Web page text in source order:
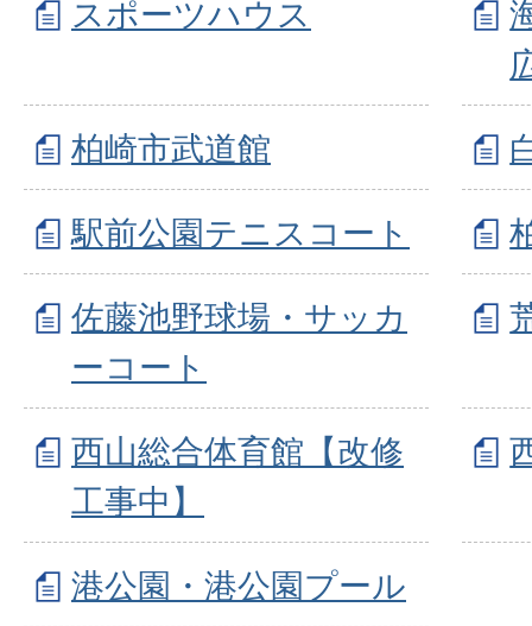
スポーツハウス
柏崎市武道館
駅前公園テニスコート
佐藤池野球場・サッカ
ーコート
西山総合体育館【改修
工事中】
港公園・港公園プール